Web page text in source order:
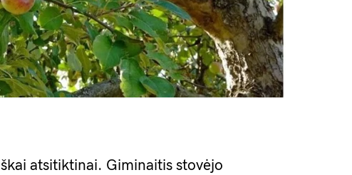
atsitiktinai. Giminaitis stovėjo